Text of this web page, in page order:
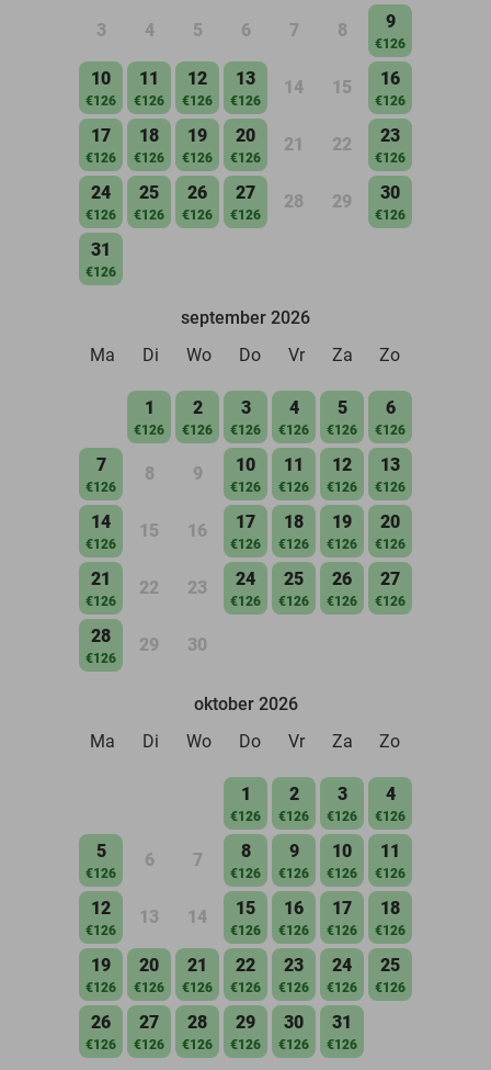
3 4 5 6 7 8 9
€126
10
€126
11
€126
12
€126
13
€126
14 15 16
€126
17
€126
18
€126
19
€126
20
€126
21 22 23
€126
24
€126
25
€126
26
€126
27
€126
28 29 30
€126
31
€126
september 2026
Ma
Di Wo Do Vr Za Zo
1
€126
2
€126
3
€126
4
€126
5
€126
6
€126
7
€126
8 9 10
€126
11
€126
12
€126
13
€126
14
€126
15 16 17
€126
18
€126
19
€126
20
€126
21
€126
22 23 24
€126
25
€126
26
€126
27
€126
28
€126
29 30
oktober 2026
Ma
Di Wo Do Vr Za Zo
1
€126
2
€126
3
€126
4
€126
5
€126
6 7 8
€126
9
€126
10
€126
11
€126
12
€126
13 14 15
€126
16
€126
17
€126
18
€126
19
€126
20
€126
21
€126
22
€126
23
€126
24
€126
25
€126
26
€126
27
€126
28
€126
29
€126
30
€126
31
€126